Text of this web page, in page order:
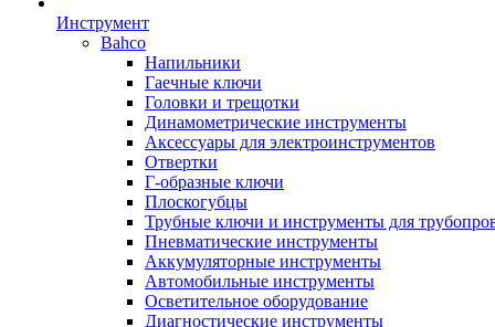
Инструмент
Bahco
Напильники
Гаечные ключи
Головки и трещотки
Динамометрические инструменты
Аксессуары для электроинструментов
Отвертки
Г-образные ключи
Плоскогубцы
Трубные ключи и инструменты для
Пневматические инструменты
Аккумуляторные инструменты
Автомобильные инструменты
Осветительное оборудование
Диагностические инструменты